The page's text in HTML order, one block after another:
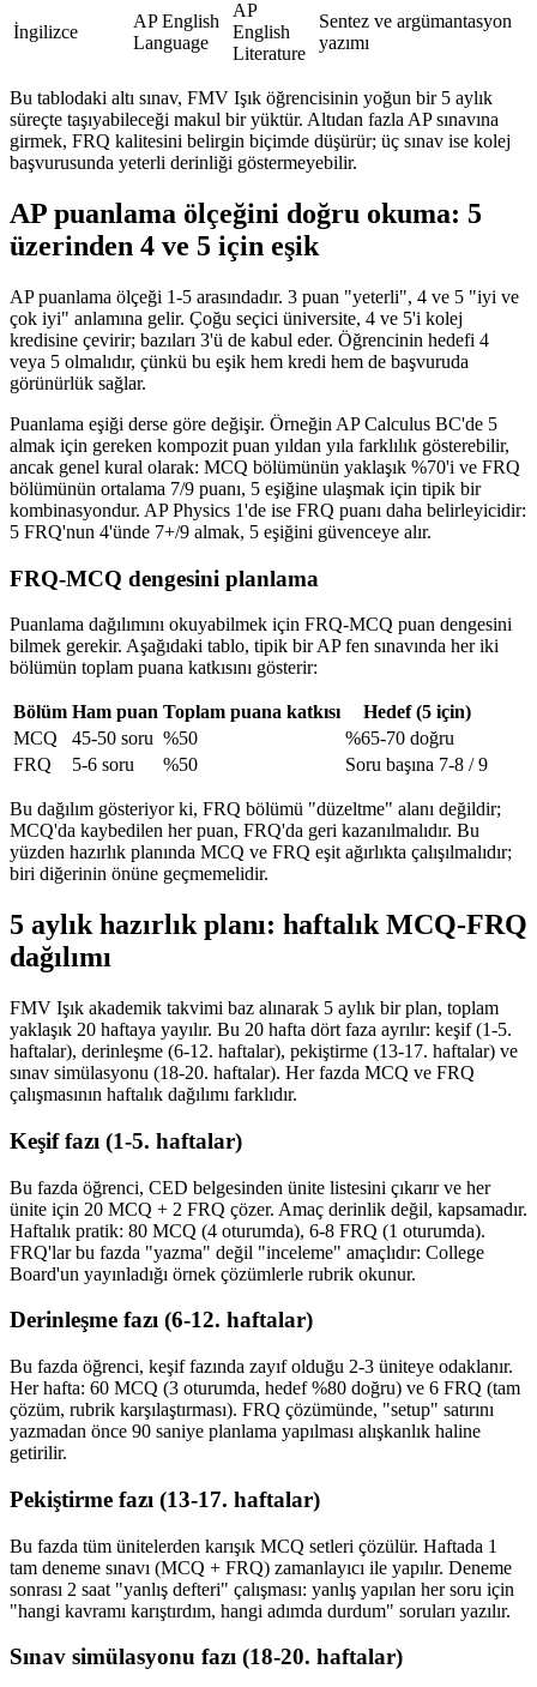
İngilizce
AP English
Language
AP
English
Literature
Sentez ve argümantasyon
yazımı
Bu tablodaki altı sınav, FMV Işık öğrencisinin yoğun bir 5 aylık
süreçte taşıyabileceği makul bir yüktür. Altıdan fazla AP sınavına
girmek, FRQ kalitesini belirgin biçimde düşürür; üç sınav ise kolej
başvurusunda yeterli derinliği göstermeyebilir.
AP puanlama ölçeğini doğru okuma: 5
üzerinden 4 ve 5 için eşik
AP puanlama ölçeği 1-5 arasındadır. 3 puan "yeterli", 4 ve 5 "iyi ve
çok iyi" anlamına gelir. Çoğu seçici üniversite, 4 ve 5'i kolej
kredisine çevirir; bazıları 3'ü de kabul eder. Öğrencinin hedefi 4
veya 5 olmalıdır, çünkü bu eşik hem kredi hem de başvuruda
görünürlük sağlar.
Puanlama eşiği derse göre değişir. Örneğin AP Calculus BC'de 5
almak için gereken kompozit puan yıldan yıla farklılık gösterebilir,
ancak genel kural olarak: MCQ bölümünün yaklaşık %70'i ve FRQ
bölümünün ortalama 7/9 puanı, 5 eşiğine ulaşmak için tipik bir
kombinasyondur. AP Physics 1'de ise FRQ puanı daha belirleyicidir:
5 FRQ'nun 4'ünde 7+/9 almak, 5 eşiğini güvenceye alır.
FRQ-MCQ dengesini planlama
Puanlama dağılımını okuyabilmek için FRQ-MCQ puan dengesini
bilmek gerekir. Aşağıdaki tablo, tipik bir AP fen sınavında her iki
bölümün toplam puana katkısını gösterir:
Bölüm Ham puan Toplam puana katkısı
Hedef (5 için)
MCQ
45-50 soru %50
%65-70 doğru
FRQ
5-6 soru %50 Soru başına 7-8 / 9
Bu dağılım gösteriyor ki, FRQ bölümü "düzeltme" alanı değildir;
MCQ'da kaybedilen her puan, FRQ'da geri kazanılmalıdır. Bu
yüzden hazırlık planında MCQ ve FRQ eşit ağırlıkta çalışılmalıdır;
biri diğerinin önüne geçmemelidir.
5 aylık hazırlık planı: haftalık MCQ-FRQ
dağılımı
FMV Işık akademik takvimi baz alınarak 5 aylık bir plan, toplam
yaklaşık 20 haftaya yayılır. Bu 20 hafta dört faza ayrılır: keşif (1-5.
haftalar), derinleşme (6-12. haftalar), pekiştirme (13-17. haftalar) ve
sınav simülasyonu (18-20. haftalar). Her fazda MCQ ve FRQ
çalışmasının haftalık dağılımı farklıdır.
Keşif fazı (1-5. haftalar)
Bu fazda öğrenci, CED belgesinden ünite listesini çıkarır ve her
ünite için 20 MCQ + 2 FRQ çözer. Amaç derinlik değil, kapsamadır.
Haftalık pratik: 80 MCQ (4 oturumda), 6-8 FRQ (1 oturumda).
FRQ'lar bu fazda "yazma" değil "inceleme" amaçlıdır: College
Board'un yayınladığı örnek çözümlerle rubrik okunur.
Derinleşme fazı (6-12. haftalar)
Bu fazda öğrenci, keşif fazında zayıf olduğu 2-3 üniteye odaklanır.
Her hafta: 60 MCQ (3 oturumda, hedef %80 doğru) ve 6 FRQ (tam
çözüm, rubrik karşılaştırması). FRQ çözümünde, "setup" satırını
yazmadan önce 90 saniye planlama yapılması alışkanlık haline
getirilir.
Pekiştirme fazı (13-17. haftalar)
Bu fazda tüm ünitelerden karışık MCQ setleri çözülür. Haftada 1
tam deneme sınavı (MCQ + FRQ) zamanlayıcı ile yapılır. Deneme
sonrası 2 saat "yanlış defteri" çalışması: yanlış yapılan her soru için
"hangi kavramı karıştırdım, hangi adımda durdum" soruları yazılır.
Sınav simülasyonu fazı (18-20. haftalar)